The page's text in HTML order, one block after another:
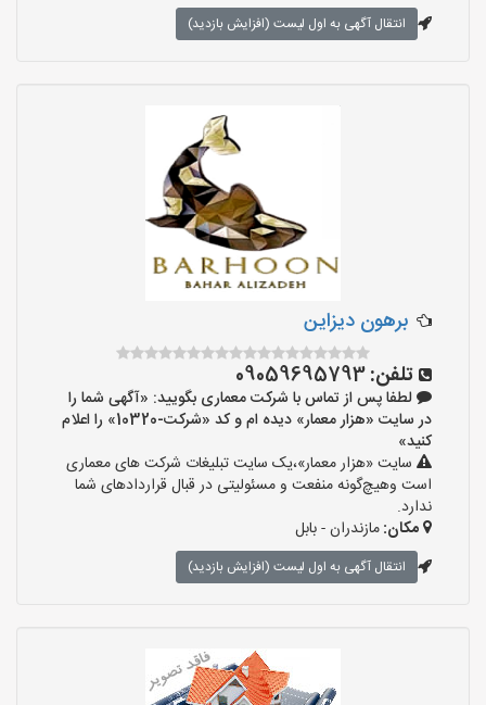
انتقال آگهی به اول لیست (افزایش بازدید)
برهون دیزاین
تلفن:09059695793
لطفا پس از تماس با شرکت معماری بگویید: «آگهی شما را
در سایت «هزار معمار» دیده ام و کد «شرکت-10320» را اعلام
کنید»
سایت «هزار معمار»،یک سایت تبلیغات شرکت های معماری
است وهیچ‌گونه منفعت و مسئولیتی در قبال قراردادهای شما
ندارد.
مکان:مازندران - بابل
انتقال آگهی به اول لیست (افزایش بازدید)